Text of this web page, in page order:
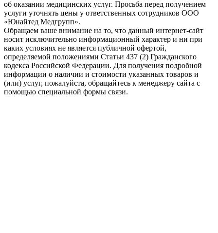
об оказании медицинских услуг. Просьба перед получением
услуги уточнять цены у ответственных сотрудников ООО
«Юнайтед Медгрупп».
Обращаем ваше внимание на то, что данный интернет-сайт
носит исключительно информационный характер и ни при
каких условиях не является публичной офертой,
определяемой положениями Статьи 437 (2) Гражданского
кодекса Российской Федерации. Для получения подробной
информации о наличии и стоимости указанных товаров и
(или) услуг, пожалуйста, обращайтесь к менеджеру сайта с
помощью специальной формы связи.